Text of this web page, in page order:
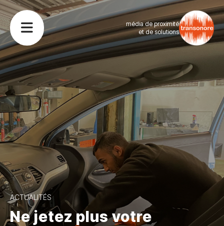
média de proximité
et de solutions
ACTUALITÉS
Ne jetez plus votre